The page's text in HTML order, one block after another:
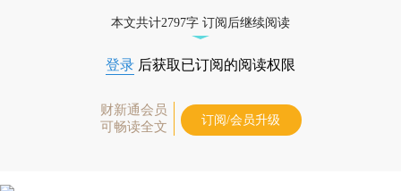
本文共计2797字 订阅后继续阅读
登录 后获取已订阅的阅读权限
财新通会员
可畅读全文
订阅/会员升级